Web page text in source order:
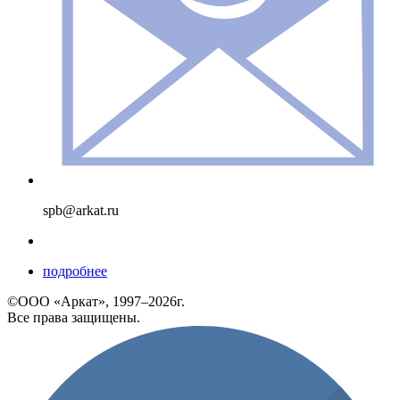
spb@arkat.ru
подробнее
©ООО «Аркат», 1997–2026г.
Все права защищены.